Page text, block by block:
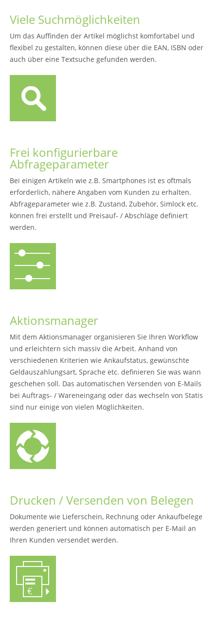
Viele Suchmöglichkeiten
Um das Auffinden der Artikel möglichst komfortabel und
flexibel zu gestalten, können diese über die EAN, ISBN oder
auch über eine Textsuche gefunden werden.
Frei konfigurierbare
Abfrageparameter
Bei einigen Artikeln wie z.B. Smartphones ist es oftmals
erforderlich, nähere Angaben vom Kunden zu erhalten.
Abfrageparameter wie z.B. Zustand, Zubehör, Simlock etc.
können frei erstellt und Preisauf- / Abschläge definiert
werden.
Aktionsmanager
Mit dem Aktionsmanager organisieren Sie Ihren Workflow
und erleichtern sich massiv die Arbeit. Anhand von
verschiedenen Kriterien wie Ankaufstatus, gewünschte
Geldauszahlungsart, Sprache etc. definieren Sie was wann
geschehen soll. Das automatischen Versenden von E-Mails
bei Auftrags- / Wareneingang oder das wechseln von Statis
sind nur einige von vielen Möglichkeiten.
Drucken / Versenden von Belegen
Dokumente wie Lieferschein, Rechnung oder Ankaufbelege
werden generiert und können automatisch per E-Mail an
Ihren Kunden versendet werden.